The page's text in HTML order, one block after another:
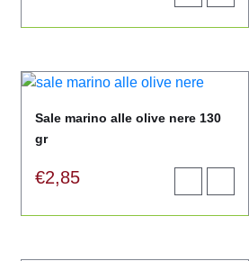
product
aan
Sale marino alle olive nere 130
gr
€2,85
product
aan